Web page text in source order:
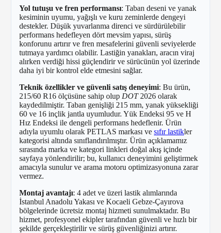
Yol tutuşu ve fren performansı: Taban deseni ve yanak
kesiminin uyumu, yağışlı ve kuru zeminlerde dengeyi
destekler. Düşük yuvarlanma direnci ve sürdürülebilir
performans hedefleyen dört mevsim yapısı, sürüş
konforunu artırır ve fren mesafelerini güvenli seviyelerde
tutmaya yardımcı olabilir. Lastiğin yanakları, aracın viraj
alırken verdiği hissi güçlendirir ve sürücünün yol üzerinde
daha iyi bir kontrol elde etmesini sağlar.
Teknik özellikler ve güvenli satış deneyimi: Bu ürün,
215/60 R16 ölçüsüne sahip olup DOT2026 olarak
kaydedilmiştir. Taban genişliği 215 mm, yanak yüksekliği
60 ve 16 inçlik jantla uyumludur. Yük Endeksi 95 ve H
Hız Endeksi ile dengeli performans hedeflenir. Ürün
adıyla uyumlu olarak PETLAS markası ve sıfır lastikler
kategorisi altında sınıflandırılmıştır. Ürün açıklamamız
sırasında marka ve kategori linkleri doğal akış içinde
sayfaya yönlendirilir; bu, kullanıcı deneyimini geliştirmek
amacıyla sunulur ve arama motoru optimizasyonuna zarar
vermez.
Montaj avantajı: 4 adet ve üzeri lastik alımlarında
İstanbul Anadolu Yakası ve Kocaeli Gebze-Çayırova
bölgelerinde ücretsiz montaj hizmeti sunulmaktadır. Bu
hizmet, profesyonel ekipler tarafından güvenli ve hızlı bir
şekilde gerçekleştirilir ve sürüş güvenliğinizi artırır.